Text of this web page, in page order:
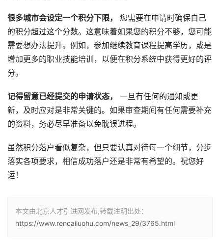
很多城市会设定一个积分下限，
您需要在申请时确保自己
的积分超过这个分数。这意味着如果您的积分不够，您可能
需要想办法提升。例如，参加继续教育课程提高学历，或是
增加更多的职业技能培训，以便在积分系统中获得更好的评
分。
记得留意已经提交的申请状态，
一旦有任何的通知或更
新，及时应对是非常关键的。如果审查期间有任何需要补充
的资料，务必尽早准备以免耽误进程。
虽然积分落户看似复杂，但只要认真对待每一个细节，分步
落实各项要求，相信成功落户还是非常有希望的。祝您好
运！
本文由北京人才引进网发布,转载注明出处：
https://www.rencailuohu.com/news_29/3765.html